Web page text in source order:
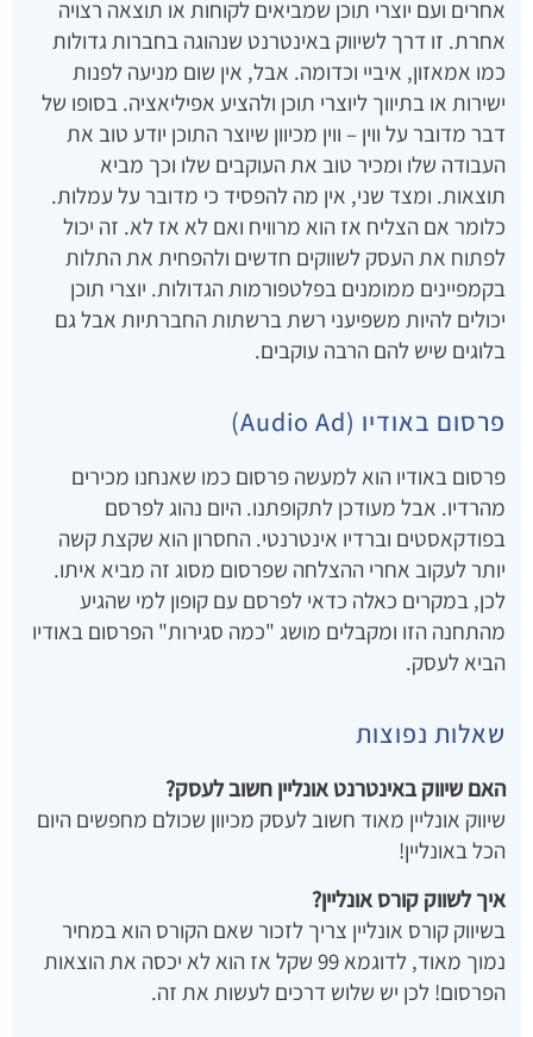
אחרים ועם יוצרי תוכן שמביאים לקוחות או תוצאה רצויה
אחרת. זו דרך לשיווק באינטרנט שנהוגה בחברות גדולות
כמו אמאזון, איביי וכדומה. אבל, אין שום מניעה לפנות
ישירות או בתיווך ליוצרי תוכן ולהציע אפיליאציה. בסופו של
דבר מדובר על ווין – ווין מכיוון שיוצר התוכן יודע טוב את
העבודה שלו ומכיר טוב את העוקבים שלו וכך מביא
תוצאות. ומצד שני, אין מה להפסיד כי מדובר על עמלות.
כלומר אם הצליח אז הוא מרוויח ואם לא אז לא. זה יכול
לפתוח את העסק לשווקים חדשים ולהפחית את התלות
בקמפיינים ממומנים בפלטפורמות הגדולות. יוצרי תוכן
יכולים להיות משפיעני רשת ברשתות החברתיות אבל גם
בלוגים שיש להם הרבה עוקבים.
פרסום באודיו (Audio Ad)
פרסום באודיו הוא למעשה פרסום כמו שאנחנו מכירים
מהרדיו. אבל מעודכן לתקופתנו. היום נהוג לפרסם
בפודקאסטים וברדיו אינטרנטי. החסרון הוא שקצת קשה
יותר לעקוב אחרי ההצלחה שפרסום מסוג זה מביא איתו.
לכן, במקרים כאלה כדאי לפרסם עם קופון למי שהגיע
מהתחנה הזו ומקבלים מושג "כמה סגירות" הפרסום באודיו
הביא לעסק.
שאלות נפוצות
האם שיווק באינטרנט אונליין חשוב לעסק?
שיווק אונליין מאוד חשוב לעסק מכיוון שכולם מחפשים היום
הכל באונליין!
איך לשווק קורס אונליין?
בשיווק קורס אונליין צריך לזכור שאם הקורס הוא במחיר
נמוך מאוד, לדוגמא 99 שקל אז הוא לא יכסה את הוצאות
הפרסום! לכן יש שלוש דרכים לעשות את זה.